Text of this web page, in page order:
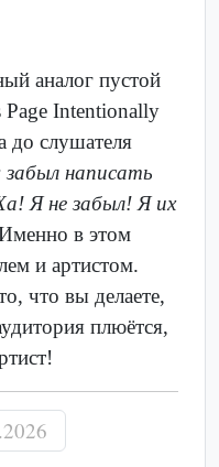
аналог пустой
Intentionally
до слушателя
написать
Я не забыл! Я их
в этом
и артистом.
что вы делаете,
плюётся,